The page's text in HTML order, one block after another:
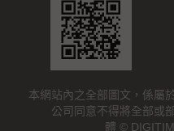
本網站內之全部圖文，係屬
公司同意不得將全部或
體 ©